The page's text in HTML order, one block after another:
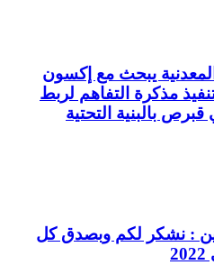
المعدنية يبحث مع إكسون
مذكرة التفاهم لربط
بالبنية التحتية
: نشكر لكم وبصدق كل